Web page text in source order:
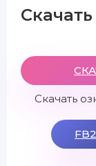
Скачать
FB2